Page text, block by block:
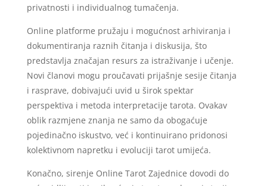
privatnosti i individualnog tumačenja.
Online platforme pružaju i mogućnost arhiviranja i
dokumentiranja raznih čitanja i diskusija, što
predstavlja značajan resurs za istraživanje i učenje.
Novi članovi mogu proučavati prijašnje sesije čitanja
i rasprave, dobivajući uvid u širok spektar
perspektiva i metoda interpretacije tarota. Ovakav
oblik razmjene znanja ne samo da obogaćuje
pojedinačno iskustvo, već i kontinuirano pridonosi
kolektivnom napretku i evoluciji tarot umijeća.
Konačno, sirenje Online Tarot Zajednice dovodi do